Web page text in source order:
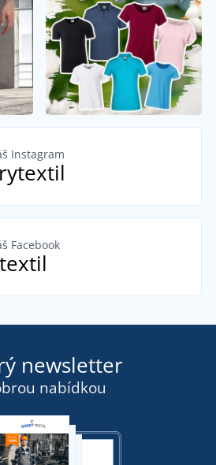
Instagram
Facebook
newsletter
nabídkou